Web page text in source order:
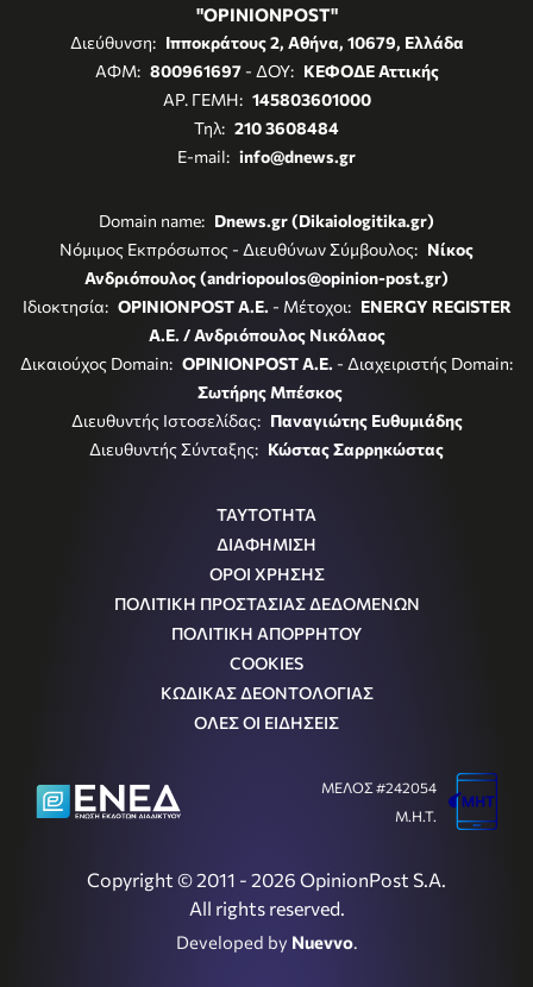
"OPINIONPOST"
Διεύθυνση: Ιπποκράτους 2, Αθήνα, 10679, Ελλάδα
ΑΦΜ: 800961697- ΔΟΥ: ΚΕΦΟΔΕ Αττικής
ΑΡ. ΓΕΜΗ: 145803601000
Τηλ: 210 3608484
E-mail: info@dnews.gr
Domain name: Dnews.gr (Dikaiologitika.gr)
Νόμιμος Εκπρόσωπος - Διευθύνων Σύμβουλος: Νίκος
Ανδριόπουλος (andriopoulos@opinion-post.gr)
Ιδιοκτησία: OPINIONPOST A.E. - Μέτοχοι: ENERGY REGISTER
Α.Ε. / Ανδριόπουλος Νικόλαος
Δικαιούχος Domain: OPINIONPOST A.E. - Διαχειριστής Domain:
Σωτήρης Μπέσκος
Διευθυντής Ιστοσελίδας: Παναγιώτης Ευθυμιάδης
Διευθυντής Σύνταξης: Κώστας Σαρρηκώστας
ΤΑΥΤΟΤΗΤΑ
ΔΙΑΦΗΜΙΣΗ
ΟΡΟΙ ΧΡΗΣΗΣ
ΠΟΛΙΤΙΚΗ ΠΡΟΣΤΑΣΙΑΣ ΔΕΔΟΜΕΝΩΝ
ΠΟΛΙΤΙΚΗ ΑΠΟΡΡΗΤΟΥ
COOKIES
ΚΩΔΙΚΑΣ ΔΕΟΝΤΟΛΟΓΙΑΣ
ΟΛΕΣ ΟΙ ΕΙΔΗΣΕΙΣ
Copyright © 2011 - 2026 OpinionPost S.A.
All rights reserved.
Developed by Nuevvo.
ΜΕΛΟΣ #242054
Μ.Η.Τ.